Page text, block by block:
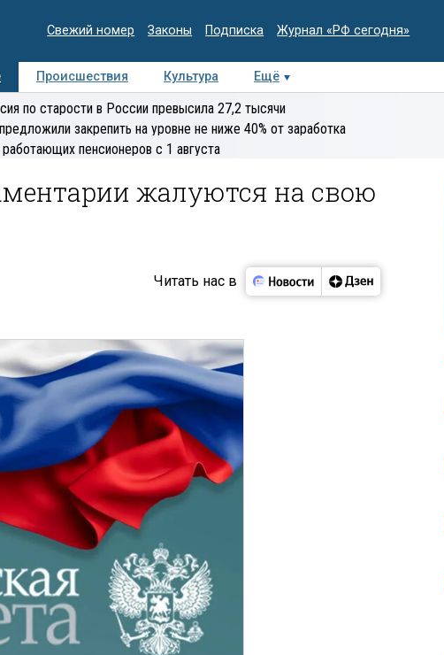
Свежий номер Законы Подписка Журнал «РФ сегодня»
Происшествия Культура Ещё
Медиацентр Интервью Колумнисты
экспертиза
по старости в России превысила 27,2 тысячи
закрепить на уровне не ниже 40% от заработка
пенсионеров с 1 августа
жалуются на свою
Читать нас в